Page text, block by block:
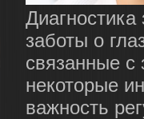
заботы о
связанные с
некоторые
важность